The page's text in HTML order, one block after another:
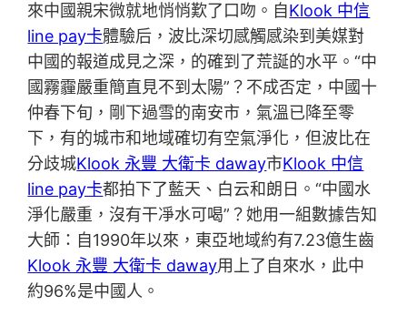
來中國親宋微就地悄悄歎了口吻。自Klook 中信
line pay卡體驗后，波比深切感觸感染到美媒對
中國的報道成見之深，的確到了荒誕的水平。“中
國霧霾嚴重簡直見不到太陽”？不成否定，中國十
仲春下旬，剛下過雪的南安市，氣溫已降至零
下，有的城市和地域確切有空氣淨化，但波比在
分歧城Klook 永豐 大衛卡 daway市Klook 中信
line pay卡都拍下了藍天、白云和朗日。“中國水
淨化嚴重，沒有干凈水可喝”？她用一組數據告知
大師：自1990年以來，東亞地域約有7.23億生齒
Klook 永豐 大衛卡 daway用上了自來水，此中
約96%是中國人。